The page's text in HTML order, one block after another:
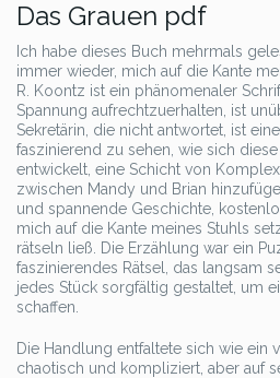
Das Grauen pdf
Ich habe dieses Buch mehrmals
immer wieder, mich auf die Kante
R. Koontz ist ein phänomenaler
Spannung aufrechtzuerhalten, ist
Sekretärin, die nicht antwortet, ist
faszinierend zu sehen, wie sich
entwickelt, eine Schicht von
zwischen Mandy und Brian
und spannende Geschichte,
mich auf die Kante meines Stuhls
rätseln ließ. Die Erzählung war ein
faszinierendes Rätsel, das langsam
jedes Stück sorgfältig gestaltet, um
schaffen.
Die Handlung entfaltete sich wie ein
chaotisch und kompliziert, aber auf